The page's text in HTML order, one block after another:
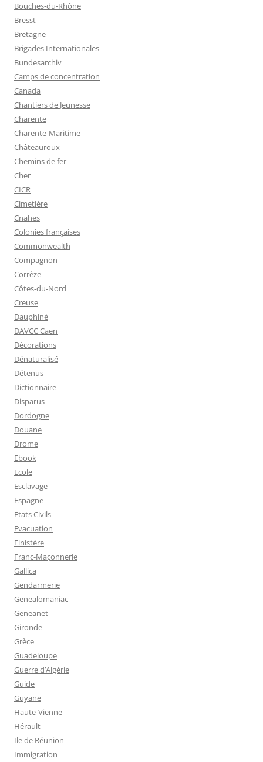
Bouches-du-Rhône
Bresst
Bretagne
Brigades Internationales
Bundesarchiv
Camps de concentration
Canada
Chantiers de Jeunesse
Charente
Charente-Maritime
Châteauroux
Chemins de fer
Cher
CICR
Cimetière
Cnahes
Colonies françaises
Commonwealth
Compagnon
Corrèze
Côtes-du-Nord
Creuse
Dauphiné
DAVCC Caen
Décorations
Dénaturalisé
Détenus
Dictionnaire
Disparus
Dordogne
Douane
Drome
Ebook
Ecole
Esclavage
Espagne
Etats Civils
Evacuation
Finistère
Franc-Maçonnerie
Gallica
Gendarmerie
Genealomaniac
Geneanet
Gironde
Grèce
Guadeloupe
Guerre d’Algérie
Guide
Guyane
Haute-Vienne
Hérault
Ile de Réunion
Immigration